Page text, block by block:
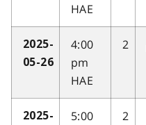
HAE
2025-
05-26
4:00
pm
HAE
2
2025-
5:00
2